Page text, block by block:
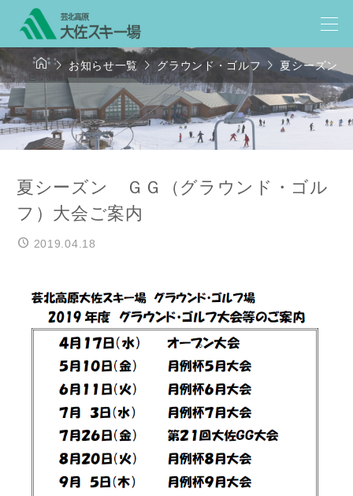
 お知らせ一覧グラウンド・ゴルフ夏シーズン
夏シーズン ＧＧ（グラウンド・ゴル
フ）大会ご案内
2019.04.18